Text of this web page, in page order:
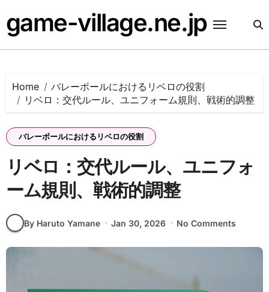
to
content
game-village.ne.jp
Home
バレーボールにおけるリベロの役割
リベロ：交代ルール、ユニフォーム規則、戦術的調整
バレーボールにおけるリベロの役割
リベロ：交代ルール、ユニフォ
ーム規則、戦術的調整
By Haruto Yamane Jan 30, 2026 No Comments